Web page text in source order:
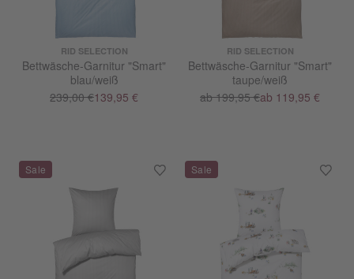
RID SELECTION
Bettwäsche-Garnitur "Smart"
blau/weiß
239,00 €139,95 €
RID SELECTION
Bettwäsche-Garnitur "Smart"
taupe/weiß
ab 199,95 €ab 119,95 €